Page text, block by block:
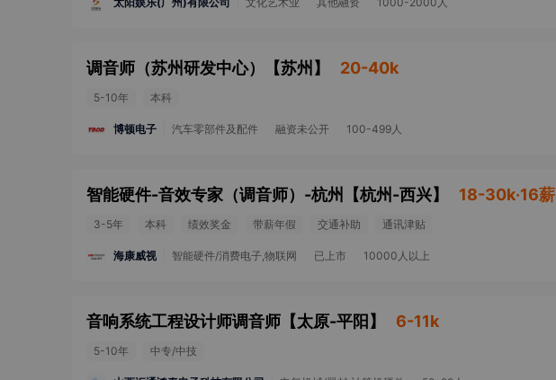
调音师（苏州研发中心） 【苏州 】 20-40k
5-10年 本科
博顿电子 汽车零部件及配件 融资未公开 100-499人
智能硬件-音效专家（调音师）-杭州 【杭州-西兴】 18-30k·16薪
3-5年 本科 绩效奖金 带薪年假 交通补助 通讯津贴
海康威视 智能硬件/消费电子,物联网 已上市 10000人以上
音响系统工程设计师调音师 【太原-平阳 】 6-11k
5-10年 中专/中技